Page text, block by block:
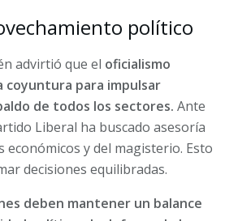
político
advirtió que el oficialismo
coyuntura para impulsar
de todos los sectores. Ante
Liberal ha buscado asesoría
económicos y del magisterio. Esto
decisiones equilibradas.
deben mantener un balance